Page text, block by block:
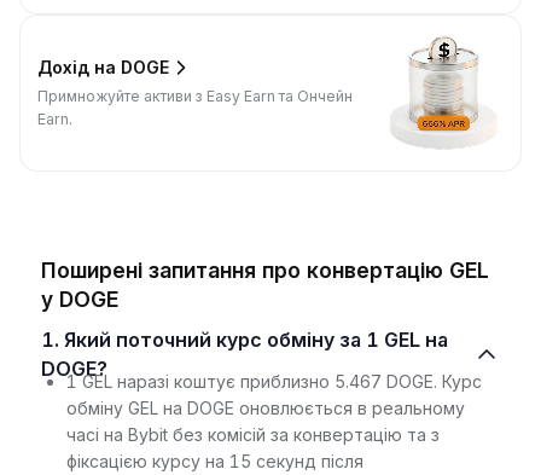
Дохід на DOGE
Примножуйте активи з Easy Earn та Ончейн
Earn.
Поширені запитання про конвертацію GEL
у DOGE
1. Який поточний курс обміну за 1 GEL на
DOGE?
1 GEL наразі коштує приблизно 5.467 DOGE. Курс
обміну GEL на DOGE оновлюється в реальному
часі на Bybit без комісій за конвертацію та з
фіксацією курсу на 15 секунд після